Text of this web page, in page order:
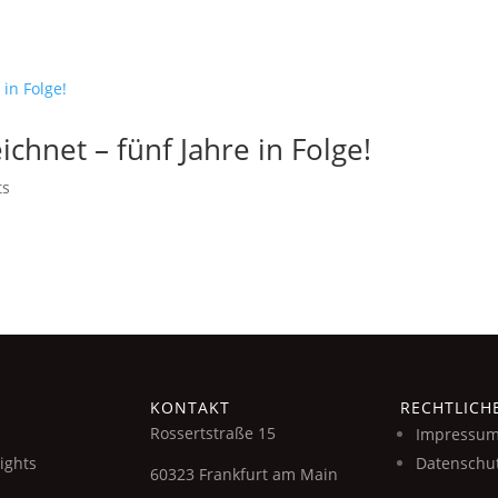
– fünf Jahre in Folge!
KONTAKT
Rossertstraße 15
60323 Frankfurt am Main
Impressum